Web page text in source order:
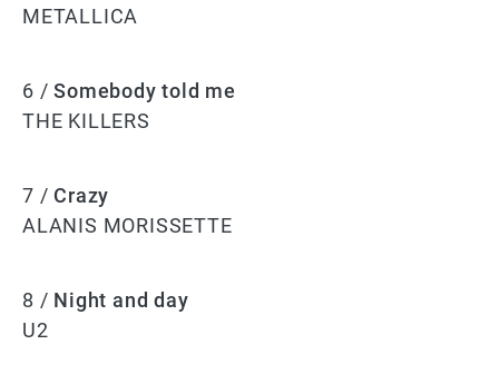
METALLICA
6 /Somebody told me
THE KILLERS
7 / Crazy
ALANIS MORISSETTE
8 / Night and day
U2